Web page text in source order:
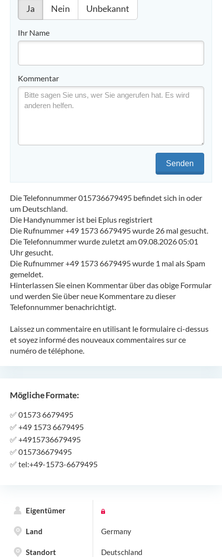
Ja Nein Unbekannt
Ihr Name
Kommentar
Senden
Die Telefonnummer 015736679495 befindet sich in oder
um Deutschland.
Die Handynummer ist bei Eplus registriert
Die Rufnummer +49 1573 6679495 wurde 26 mal gesucht.
Die Telefonnummer wurde zuletzt am 09.08.2026 05:01
Uhr gesucht.
Die Rufnummer +49 1573 6679495 wurde 1 mal als Spam
gemeldet.
Hinterlassen Sie einen Kommentar über das obige Formular
und werden Sie über neue Kommentare zu dieser
Telefonnummer benachrichtigt.
Laissez un commentaire en utilisant le formulaire ci-dessus
et soyez informé des nouveaux commentaires sur ce
numéro de téléphone.
Mögliche Formate:
✅ 01573 6679495
✅ +49 1573 6679495
✅ +4915736679495
✅ 015736679495
✅ tel:+49-1573-6679495
Eigentümer
Land Germany
Standort Deutschland